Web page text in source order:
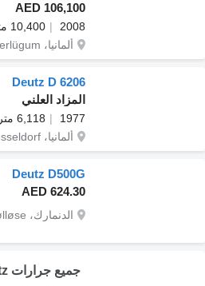
AED 106,100
2008
10,400 متر / ساعة
ألمانيا، Süderlügum
Deutz D 6206
المزاد العلني
1977
6,118 متر / ساعة
ألمانيا، Dusseldorf
Deutz D500G
AED 624.30
الدنمارك، Tølløse
جميع جرارات Deutz